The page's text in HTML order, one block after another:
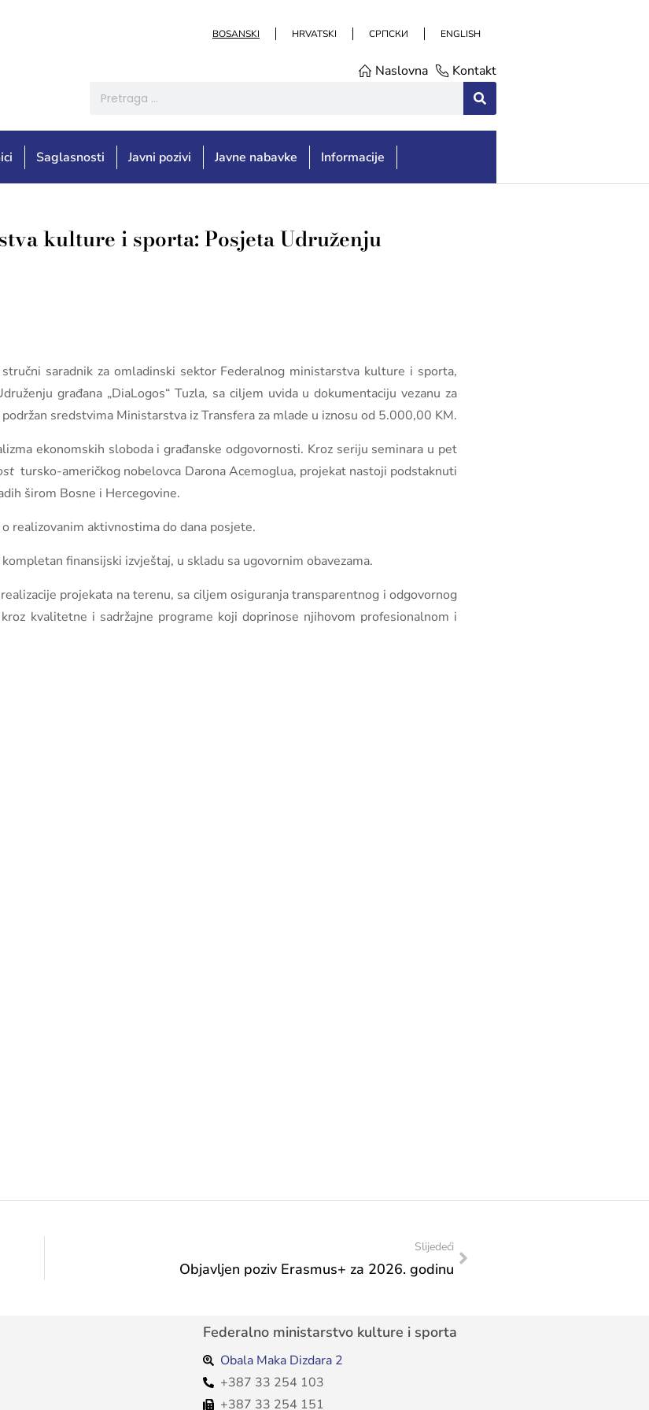
BOSANSKI HRVATSKI СРПСКИ ENGLISH
Naslovna Kontakt
Saglasnosti Javni pozivi Javne nabavke Informacije
kulture i sporta: Posjeta Udruženju
saradnik za omladinski sektor Federalnog ministarstva kulture i sporta,
građana „DiaLogos“ Tuzla, sa ciljem uvida u dokumentaciju vezanu za
sredstvima Ministarstva iz Transfera za mlade u iznosu od 5.000,00 KM.
ekonomskih sloboda i građanske odgovornosti. Kroz seriju seminara u pet
tursko-američkog nobelovca Darona Acemoglua, projekat nastoji podstaknuti
širom Bosne i Hercegovine.
realizovanim aktivnostima do dana posjete.
finansijski izvještaj, u skladu sa ugovornim obavezama.
projekata na terenu, sa ciljem osiguranja transparentnog i odgovornog
kvalitetne i sadržajne programe koji doprinose njihovom profesionalnom i
Slijedeći
Objavljen poziv Erasmus+ za 2026. godinu
Federalno ministarstvo kulture i sporta
Obala Maka Dizdara 2
+387 33 254 103
+387 33 254 151